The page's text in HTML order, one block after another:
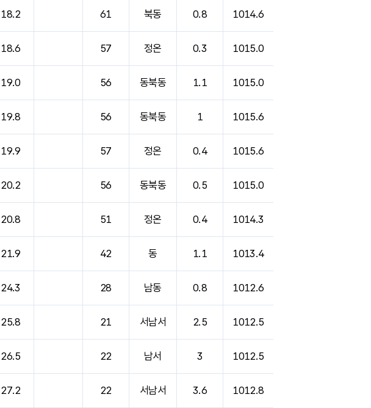
18.2 61 북동 0.8 1014.6
18.6 57 정온 0.3 1015.0
19.0 56 동북동 1.1 1015.0
19.8 56 동북동 1 1015.6
19.9 57 정온 0.4 1015.6
20.2 56 동북동 0.5 1015.0
20.8 51 정온 0.4 1014.3
21.9 42 동 1.1 1013.4
24.3 28 남동 0.8 1012.6
25.8 21 서남서 2.5 1012.5
26.5 22 남서 3 1012.5
27.2 22 서남서 3.6 1012.8